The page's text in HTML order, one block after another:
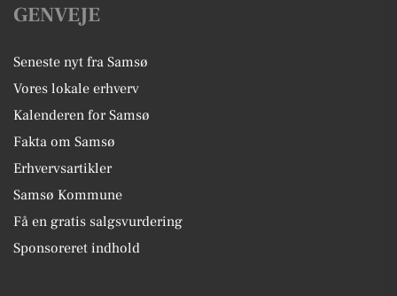
GENVEJE
Seneste nyt fra Samsø
Vores lokale erhverv
Kalenderen for Samsø
Fakta om Samsø
Erhvervsartikler
Samsø Kommune
Få en gratis salgsvurdering
Sponsoreret indhold